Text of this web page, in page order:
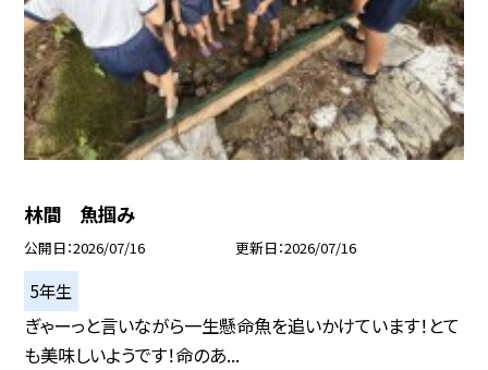
林間 魚掴み
公開日 2026/07/16 更新日 2026/07/16
5年生
ぎゃーっと言いながら一生懸命魚を追いかけています！とて
も美味しいようです！命のあ...